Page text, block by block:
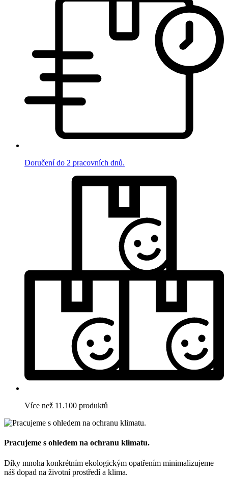
Doručení do 2 pracovních dnů.
Více než 11.100 produktů
Pracujeme s ohledem na ochranu klimatu.
Díky mnoha konkrétním ekologickým opatřením minimalizujeme
náš dopad na životní prostředí a klima.